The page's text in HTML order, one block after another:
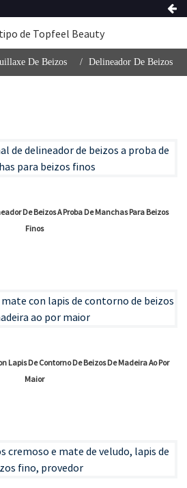
De Beizos Delineador De Beizos
De Beizos A Proba De Manchas Para Beizos
Finos
Lapis De Contorno De Beizos De Madeira Ao Por
Maior